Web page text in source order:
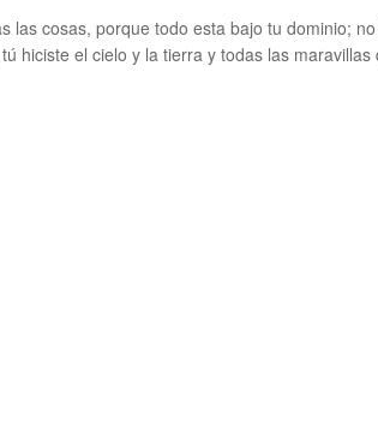
las cosas, porque todo esta bajo tu dominio;
hiciste el cielo y la tierra y todas las